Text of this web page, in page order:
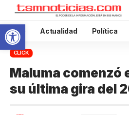
Abrir barra de herramientas
Inicio Actualidad Política
CLICK
Maluma comenzó
su última gira del